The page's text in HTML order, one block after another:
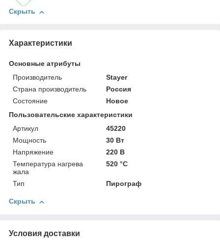
Скрыть
Характеристики
Основные атрибуты
Производитель
Stayer
Страна производитель
Россия
Состояние
Новое
Пользовательские характеристики
Артикул
45220
Мощность
30 Вт
Напряжение
220 В
Температура нагрева
жала
520 °C
Тип Пирограф
Скрыть
Условия доставки